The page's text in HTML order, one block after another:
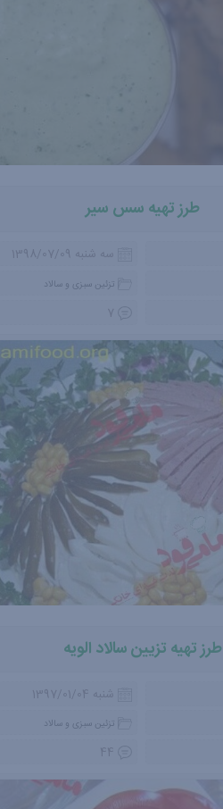
طرز تهیه سس سیر
سه شنبه 1398/07/09
تزئین سبزی و سالاد
7
طرز تهیه تزیین سالاد الویه
شنبه 1397/01/04
تزئین سبزی و سالاد
44